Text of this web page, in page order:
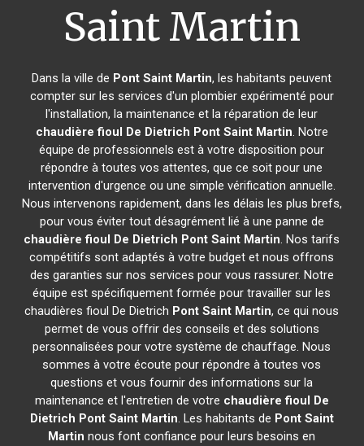
Saint Martin
Dans la ville de Pont Saint Martin, les habitants peuvent
compter sur les services d'un plombier expérimenté pour
l'installation, la maintenance et la réparation de leur
chaudière fioul De Dietrich Pont Saint Martin. Notre
équipe de professionnels est à votre disposition pour
répondre à toutes vos attentes, que ce soit pour une
intervention d'urgence ou une simple vérification annuelle.
Nous intervenons rapidement, dans les délais les plus brefs,
pour vous éviter tout désagrément lié à une panne de
chaudière fioul De Dietrich Pont Saint Martin. Nos tarifs
compétitifs sont adaptés à votre budget et nous offrons
des garanties sur nos services pour vous rassurer. Notre
équipe est spécifiquement formée pour travailler sur les
chaudières fioul De Dietrich Pont Saint Martin, ce qui nous
permet de vous offrir des conseils et des solutions
personnalisées pour votre système de chauffage. Nous
sommes à votre écoute pour répondre à toutes vos
questions et vous fournir des informations sur la
maintenance et l'entretien de votre chaudière fioul De
Dietrich Pont Saint Martin. Les habitants de Pont Saint
Martin nous font confiance pour leurs besoins en